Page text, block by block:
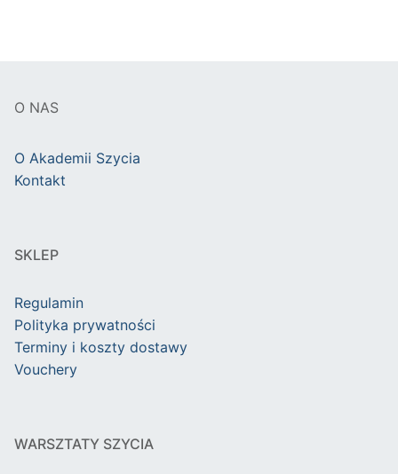
O NAS
O Akademii Szycia
Kontakt
SKLEP
Regulamin
Polityka prywatności
Terminy i koszty dostawy
Vouchery
WARSZTATY SZYCIA